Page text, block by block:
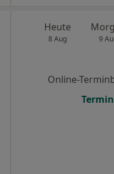
Heute
8 Aug 9
Online-